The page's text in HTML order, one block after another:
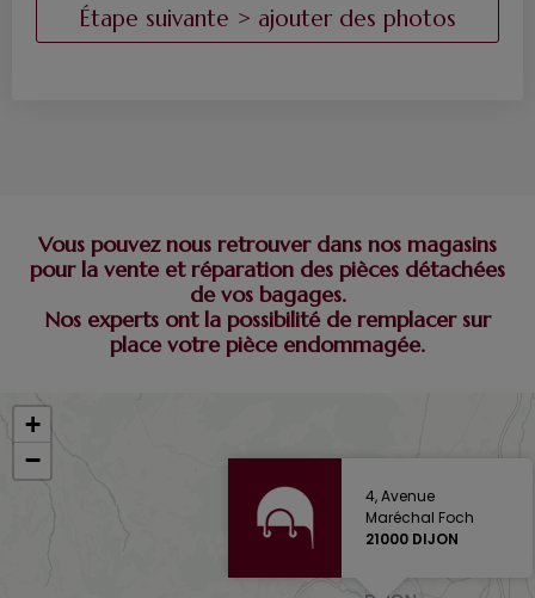
Vous pouvez nous retrouver dans nos magasins
pour la vente et réparation des pièces détachées
de vos bagages.
Nos experts ont la possibilité de remplacer sur
place votre pièce endommagée.
4, Avenue
Maréchal Foch
21000 DIJON
+
−